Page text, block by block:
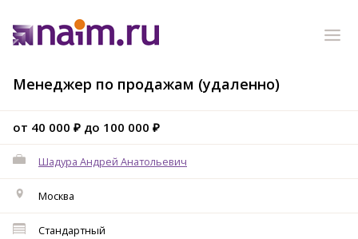
Менеджер по продажам (удаленно)
от 40 000 ₽ до 100 000 ₽
Шадура Андрей Анатольевич
Москва
Стандартный